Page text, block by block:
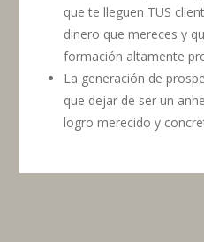
que te lleguen TUS
dinero que mereces y
formación altamente
La generación de
que dejar de ser un
logro merecido y